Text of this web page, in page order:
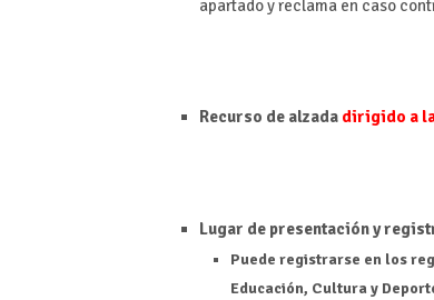
apartado y reclama en caso
Recurso de alzada dirigido a
Lugar de presentación y
Puede registrarse en los
Educación, Cultura y